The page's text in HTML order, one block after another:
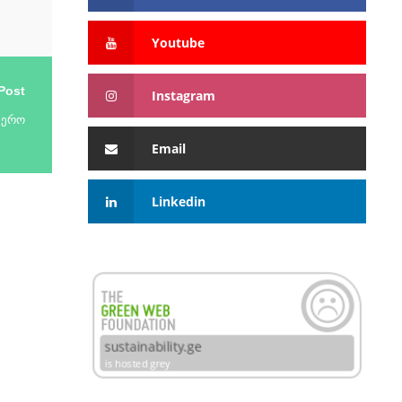
Youtube
Instagram
Email
Linkedin